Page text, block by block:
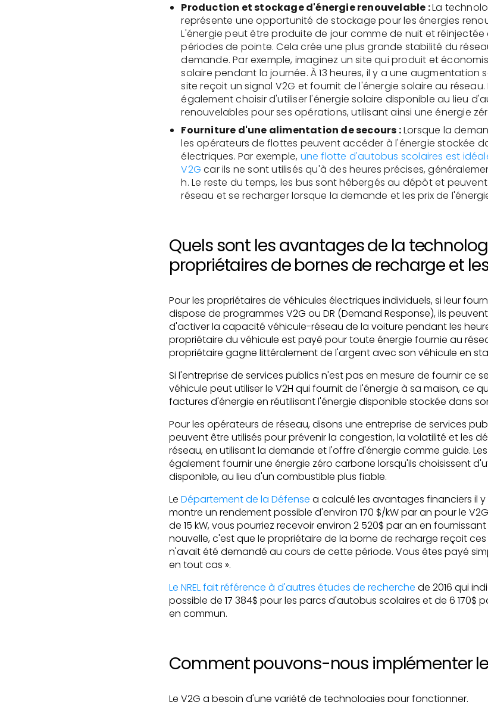
Production et stockage d'énergie renouvelable :La
représente une opportunité de stockage pour les énergies
L'énergie peut être produite de jour comme de nuit et
périodes de pointe. Cela crée une plus grande stabilité du
demande. Par exemple, imaginez un site qui produit et
solaire pendant la journée. À 13 heures, il y a une augmentation
site reçoit un signal V2G et fournit de l'énergie solaire au
également choisir d'utiliser l'énergie solaire disponible au lieu
renouvelables pour ses opérations, utilisant ainsi une énergie
Fourniture d'une alimentation de secours :Lorsque la
les opérateurs de flottes peuvent accéder à l'énergie stockée
électriques. Par exemple, une flotte d'autobus scolaires est
V2G car ils ne sont utilisés qu'à des heures précises,
h. Le reste du temps, les bus sont hébergés au dépôt et
réseau et se recharger lorsque la demande et les prix de
Quels sont les avantages de la
propriétaires de bornes de recharge et
Pour les propriétaires de véhicules électriques individuels, si leur
dispose de programmes V2G ou DR (Demand Response), ils
d'activer la capacité véhicule-réseau de la voiture pendant les
propriétaire du véhicule est payé pour toute énergie fournie au
propriétaire gagne littéralement de l'argent avec son véhicule en
Si l'entreprise de services publics n'est pas en mesure de fournir ce
véhicule peut utiliser le V2H qui fournit de l'énergie à sa maison, ce
factures d'énergie en réutilisant l'énergie disponible stockée dans
Pour les opérateurs de réseau, disons une entreprise de services
peuvent être utilisés pour prévenir la congestion, la volatilité et les
réseau, en utilisant la demande et l'offre d'énergie comme guide.
également fournir une énergie zéro carbone lorsqu'ils choisissent
disponible, au lieu d'un combustible plus fiable.
LeDépartement de la Défense a calculé les avantages financiers il
montre un rendement possible d'environ 170 $/kW par an pour le
de 15 kW, vous pourriez recevoir environ 2 520$ par an en
nouvelle, c'est que le propriétaire de la borne de recharge reçoit
n'avait été demandé au cours de cette période. Vous êtes payé
en tout cas ».
Le NREL fait référence à d'autres études de recherche de 2016 qui
possible de 17 384$ pour les parcs d'autobus scolaires et de 6 170$
en commun.
Comment pouvons-nous implémenter le
Le V2G a besoin d'une variété de technologies pour fonctionner.